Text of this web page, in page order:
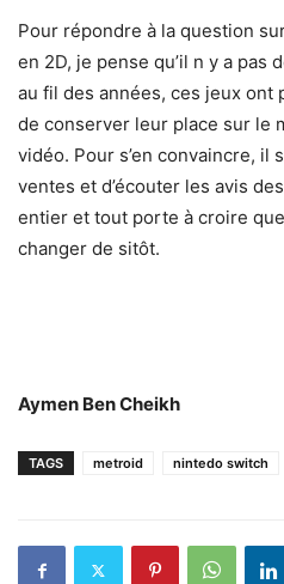
Pour répondre à la question
en 2D, je pense qu’il n y a pas
au fil des années, ces jeux ont
de conserver leur place sur le
vidéo. Pour s’en convaincre,
ventes et d’écouter les avis
entier et tout porte à croire
changer de sitôt.
Aymen Ben Cheikh
TAGS metroid nintedo switch